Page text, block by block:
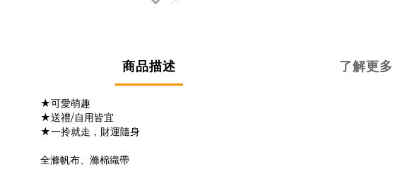
商品描述 了解更多
★可愛萌趣
★送禮/自用皆宜
★一拎就走，財運隨身
全滌帆布、滌棉織帶